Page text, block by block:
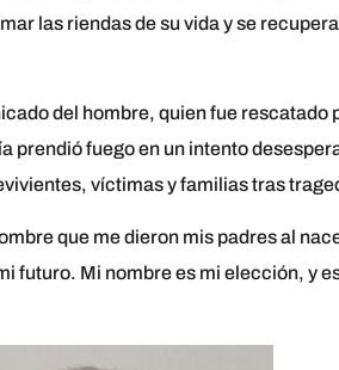
las riendas de su vida y se
del hombre, quien fue rescatado
prendió fuego en un intento
víctimas y familias tras
que me dieron mis padres al
futuro. Mi nombre es mi elección, y